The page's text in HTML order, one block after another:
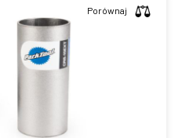
Porównaj